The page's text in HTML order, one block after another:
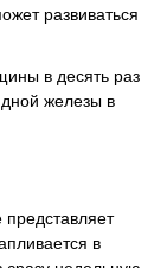
развиваться
в десять раз
железы в
в